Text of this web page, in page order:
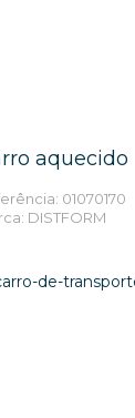
MAIS
aquecido
01070170
DISTFORM